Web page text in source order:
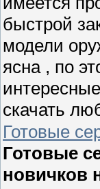
быстрой
модели
ясна , по
скачать
Готовые
Готовые
новичков